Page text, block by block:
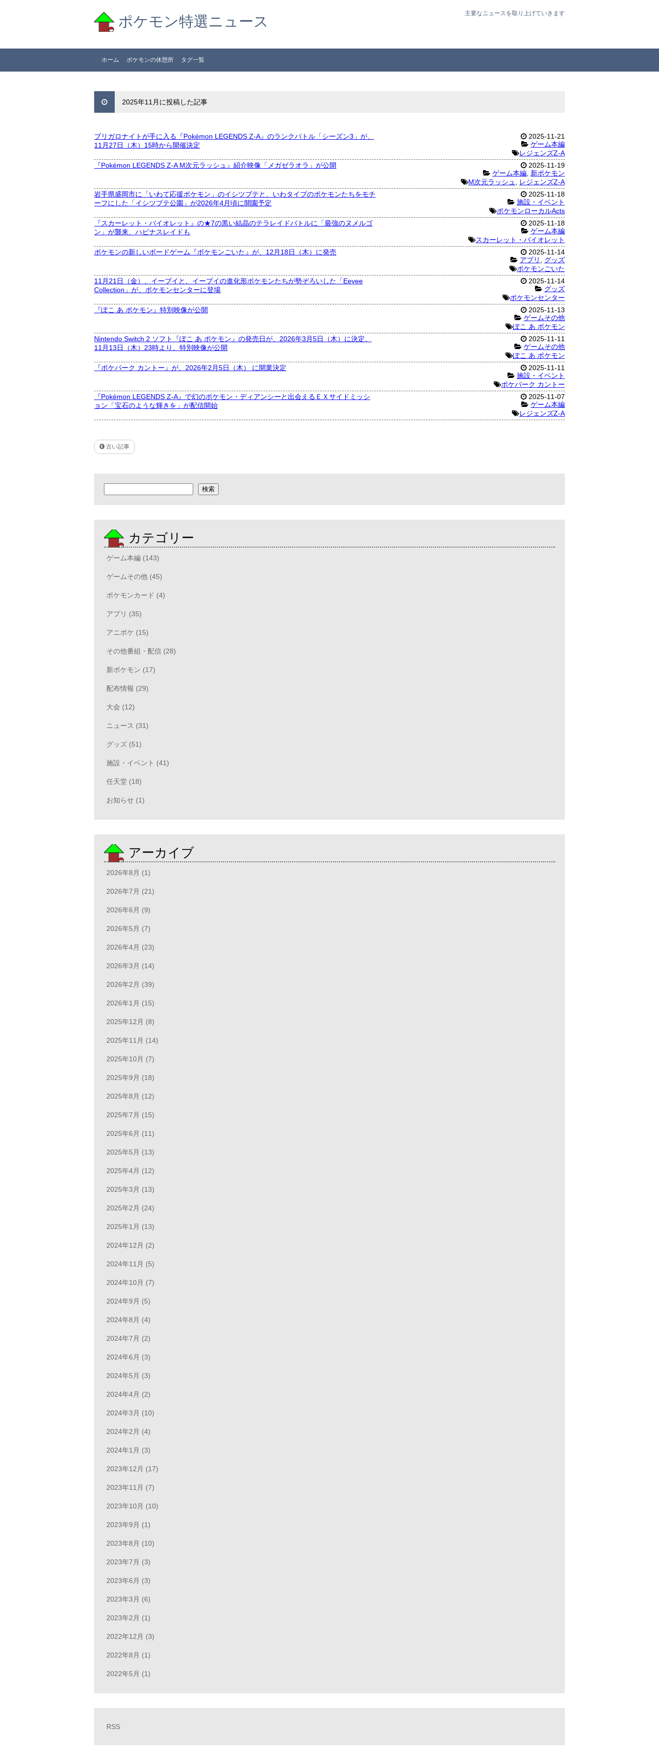
ポケモン特選ニュース 主要なニュースを取り上げていきます
ホーム ポケモンの休憩所 タグ一覧
2025年11月に投稿した記事
2025-11-21
ゲーム本編
レジェンズZ-A
ブリガロナイトが手に入る『Pokémon LEGENDS Z-A』のランクバトル「シーズン3」が、
11月27日（木）15時から開催決定
2025-11-19
ゲーム本編 新ポケモン
M次元ラッシュ
レジェンズZ-A
『Pokémon LEGENDS Z-A M次元ラッシュ』紹介映像「メガゼラオラ」が公開
2025-11-18
施設・イベント
ポケモンローカルActs
岩手県盛岡市に「いわて応援ポケモン」のイシツブテと、いわタイプのポケモンたちをモチ
ーフにした「イシツブテ公園」が2026年4月頃に開園予定
2025-11-18
ゲーム本編
スカーレット・バイオレット
『スカーレット・バイオレット』の★7の黒い結晶のテラレイドバトルに「最強のヌメルゴ
ン」が襲来、ハピナスレイドも
2025-11-14
アプリ
グッズ
ポケモンごいた
ポケモンの新しいボードゲーム『ポケモンごいた』が、12月18日（木）に発売
2025-11-14
グッズ
ポケモンセンター
11月21日（金）、イーブイと、イーブイの進化形ポケモンたちが勢ぞろいした「Eevee
Collection」が、ポケモンセンターに登場
2025-11-13
ゲームその他
ぽこ あ ポケモン
『ぽこ あ ポケモン』特別映像が公開
2025-11-11
ゲームその他
ぽこ あ ポケモン
Nintendo Switch 2 ソフト『ぽこ あ ポケモン』の発売日が、2026年3月5日（木）に決定、
11月13日（木）23時より、特別映像が公開
2025-11-11
施設・イベント
ポケパーク カントー
『ポケパーク カントー』が、2026年2月5日（木） に開業決定
2025-11-07
ゲーム本編
レジェンズZ-A
『Pokémon LEGENDS Z-A』で幻のポケモン・ディアンシーと出会えるＥＸサイドミッシ
ョン「宝石のような輝きを」が配信開始
古い記事
検索
カテゴリー
ゲーム本編 (143)
ゲームその他 (45)
ポケモンカード (4)
アプリ (35)
アニポケ (15)
その他番組・配信 (28)
新ポケモン (17)
配布情報 (29)
大会 (12)
ニュース (31)
グッズ (51)
施設・イベント (41)
任天堂 (18)
お知らせ (1)
アーカイブ
2026年8月 (1)
2026年7月 (21)
2026年6月 (9)
2026年5月 (7)
2026年4月 (23)
2026年3月 (14)
2026年2月 (39)
2026年1月 (15)
2025年12月 (8)
2025年11月 (14)
2025年10月 (7)
2025年9月 (18)
2025年8月 (12)
2025年7月 (15)
2025年6月 (11)
2025年5月 (13)
2025年4月 (12)
2025年3月 (13)
2025年2月 (24)
2025年1月 (13)
2024年12月 (2)
2024年11月 (5)
2024年10月 (7)
2024年9月 (5)
2024年8月 (4)
2024年7月 (2)
2024年6月 (3)
2024年5月 (3)
2024年4月 (2)
2024年3月 (10)
2024年2月 (4)
2024年1月 (3)
2023年12月 (17)
2023年11月 (7)
2023年10月 (10)
2023年9月 (1)
2023年8月 (10)
2023年7月 (3)
2023年6月 (3)
2023年3月 (6)
2023年2月 (1)
2022年12月 (3)
2022年8月 (1)
2022年5月 (1)
RSS